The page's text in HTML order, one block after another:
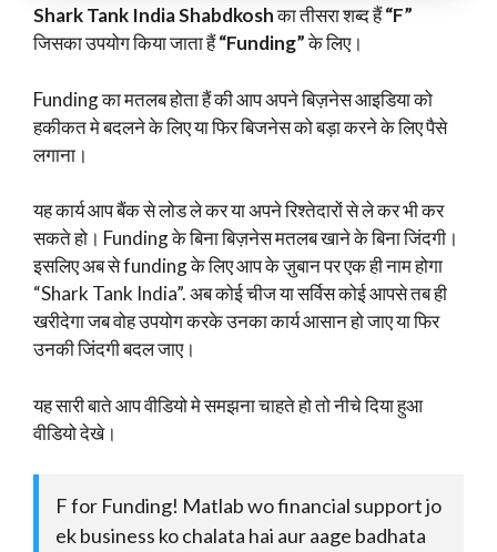
Shark Tank India Shabdkoshका तीसरा शब्द हैं“F”
जिसका उपयोग किया जाता हैं“Funding”के लिए।
Funding का मतलब होता हैं की आप अपने बिज़नेस आइडिया को
हकीकत मे बदलने के लिए या फिर बिजनेस को बड़ा करने के लिए पैसे
लगाना।
यह कार्य आप बैंक से लोड ले कर या अपने रिश्तेदारों से ले कर भी कर
सकते हो। Funding के बिना बिज़नेस मतलब खाने के बिना जिंदगी।
इसलिए अब से funding के लिए आप के ज़ुबान पर एक ही नाम होगा
“Shark Tank India”. अब कोई चीज या सर्विस कोई आपसे तब ही
खरीदेगा जब वोह उपयोग करके उनका कार्य आसान हो जाए या फिर
उनकी जिंदगी बदल जाए।
यह सारी बाते आप वीडियो मे समझना चाहते हो तो नीचे दिया हुआ
वीडियो देखे।
F for Funding! Matlab wo financial support jo
ek business ko chalata hai aur aage badhata